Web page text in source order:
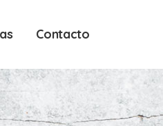
Contacto